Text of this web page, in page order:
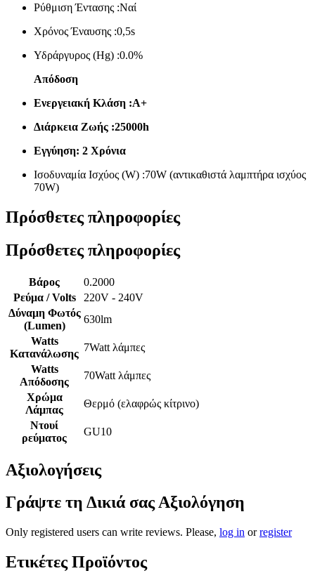
Ρύθμιση Έντασης :Ναί
Χρόνος Έναυσης :0,5s
Υδράργυρος (Hg) :0.0%
Απόδοση
Ενεργειακή Κλάση :Α+
Διάρκεια Ζωής :25000h
Εγγύηση: 2 Χρόνια
Ισοδυναμία Ισχύος (W) :70W (αντικαθιστά λαμπτήρα ισχύος
70W)
Πρόσθετες πληροφορίες
Πρόσθετες πληροφορίες
Βάρος
0.2000
Ρεύμα / Volts
220V - 240V
Δύναμη Φωτός
(Lumen)
630lm
Watts
Κατανάλωσης
7Watt λάμπες
Watts
Απόδοσης
70Watt λάμπες
Χρώμα
Λάμπας
Θερμό (ελαφρώς κίτρινο)
Ντουί
ρεύματος
GU10
Αξιολογήσεις
Γράψτε τη Δικιά σας Αξιολόγηση
Only registered users can write reviews. Please, log in orregister
Ετικέτες Προϊόντος